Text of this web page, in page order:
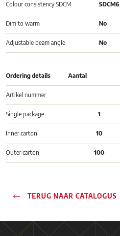
Colour consistency SDCM SDCM6
Dim to warm No
Adjustable beam angle No
Ordering details Aantal
Artikel nummer
Single package 1
Inner carton 10
Outer carton 100
TERUG NAAR CATALOGUS